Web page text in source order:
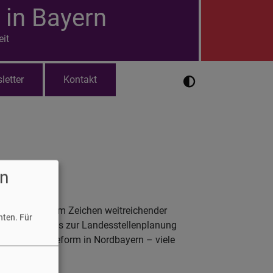
Bayern
Kontakt
stand ganz im Zeichen weitreichender
zur Landesstellenplanung
in Nordbayern – viele
Für